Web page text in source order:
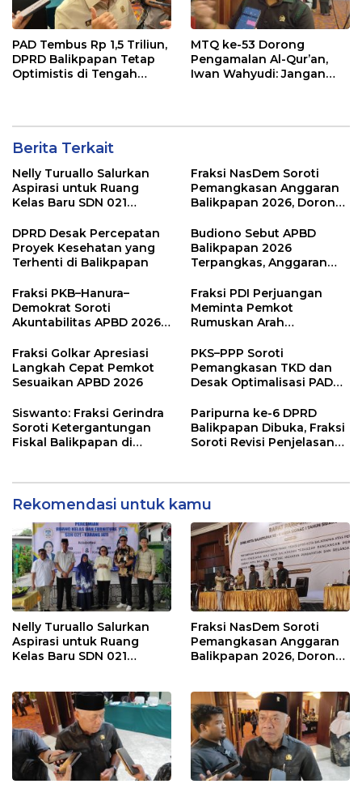
PAD Tembus Rp 1,5 Triliun,
DPRD Balikpapan Tetap
Optimistis di Tengah
MTQ ke-53 Dorong
Pengamalan Al-Qur’an,
Iwan Wahyudi: Jangan
Berita Terkait
Nelly Turuallo Salurkan
Aspirasi untuk Ruang
Kelas Baru SDN 021
Fraksi NasDem Soroti
Pemangkasan Anggaran
Balikpapan 2026, Dorong
Publik
DPRD Desak Percepatan
Proyek Kesehatan yang
Terhenti di Balikpapan
Budiono Sebut APBD
Balikpapan 2026
Terpangkas, Anggaran
Fraksi PKB–Hanura–
Demokrat Soroti
Akuntabilitas APBD 2026
Pengawasan Belanja
Modal
Fraksi PDI Perjuangan
Meminta Pemkot
Rumuskan Arah
Terukur sebagai
Penyangga IKN
Fraksi Golkar Apresiasi
Langkah Cepat Pemkot
Sesuaikan APBD 2026
PKS–PPP Soroti
Pemangkasan TKD dan
Desak Optimalisasi PAD
Balikpapan 2026
Siswanto: Fraksi Gerindra
Soroti Ketergantungan
Fiskal Balikpapan di
Paripurna ke-6 DPRD
Balikpapan Dibuka, Fraksi
Soroti Revisi Penjelasan
Rekomendasi untuk kamu
Nelly Turuallo Salurkan
Aspirasi untuk Ruang
Kelas Baru SDN 021
Fraksi NasDem Soroti
Pemangkasan Anggaran
Balikpapan 2026, Dorong